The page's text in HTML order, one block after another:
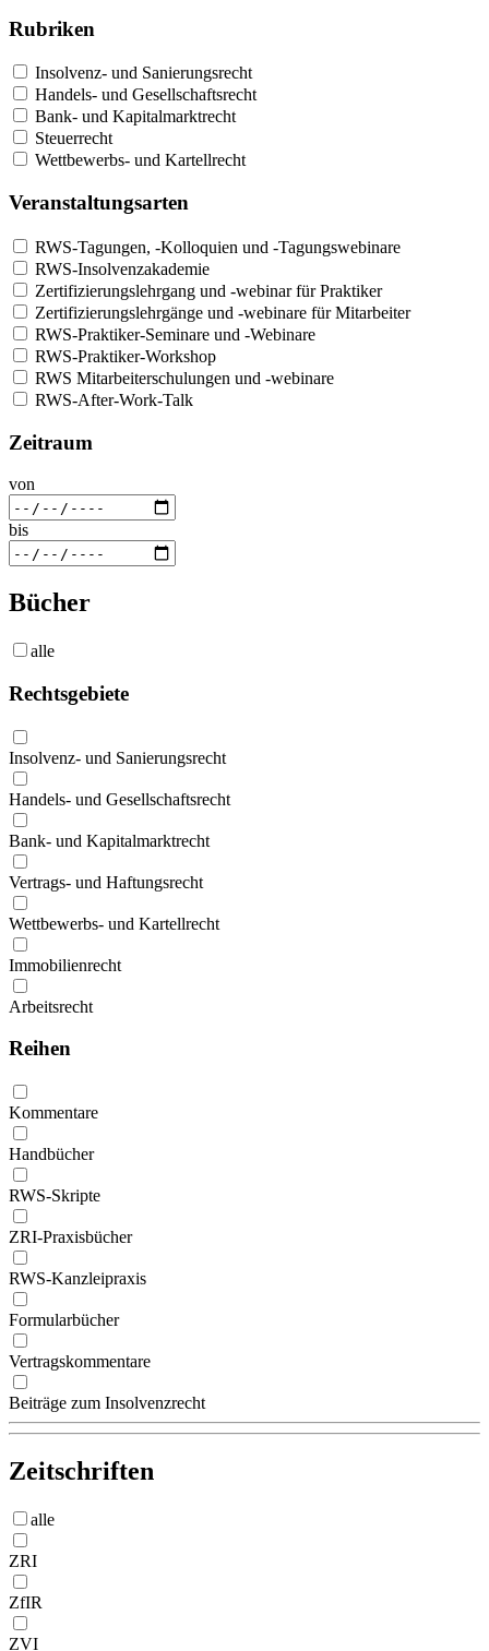
Rubriken
Insolvenz- und Sanierungsrecht
Handels- und Gesellschaftsrecht
Bank- und Kapitalmarktrecht
Steuerrecht
Wettbewerbs- und Kartellrecht
Veranstaltungsarten
RWS-Tagungen, -Kolloquien und -Tagungswebinare
RWS-Insolvenzakademie
Zertifizierungslehrgang und -webinar für Praktiker
Zertifizierungslehrgänge und -webinare für Mitarbeiter
RWS-Praktiker-Seminare und -Webinare
RWS-Praktiker-Workshop
RWS Mitarbeiterschulungen und -webinare
RWS-After-Work-Talk
Zeitraum
von
bis
Bücher
alle
Rechtsgebiete
Insolvenz- und Sanierungsrecht
Handels- und Gesellschaftsrecht
Bank- und Kapitalmarktrecht
Vertrags- und Haftungsrecht
Wettbewerbs- und Kartellrecht
Immobilienrecht
Arbeitsrecht
Reihen
Kommentare
Handbücher
RWS-Skripte
ZRI-Praxisbücher
RWS-Kanzleipraxis
Formularbücher
Vertragskommentare
Beiträge zum Insolvenzrecht
Zeitschriften
alle
ZRI
ZfIR
ZVI